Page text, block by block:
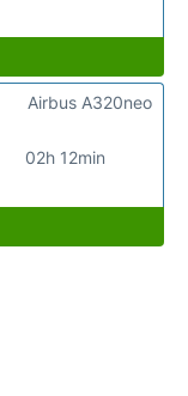
02h 12min
Airbus A320neo